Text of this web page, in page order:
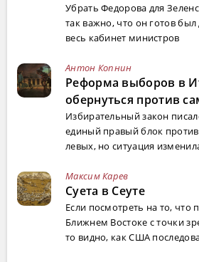
Убрать Федорова для
так важно, что он готов был
весь кабинет министров
Антон Копнин
Реформа выборов в
обернуться против
Избирательный закон
единый правый блок
левых, но ситуация
Максим Карев
Суета в Сеуте
Если посмотреть на то, что
Ближнем Востоке с точки
то видно, как США